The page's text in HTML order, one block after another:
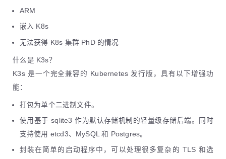
ARM
嵌入 K8s
无法获得 K8s 集群 PhD 的情况
什么是 K3s？
K3s 是一个完全兼容的 Kubernetes 发行版，具有以下增强功
能：
打包为单个二进制文件。
使用基于 sqlite3 作为默认存储机制的轻量级存储后端。同时
支持使用 etcd3、MySQL 和 Postgres。
封装在简单的启动程序中，可以处理很多复杂的 TLS 和选